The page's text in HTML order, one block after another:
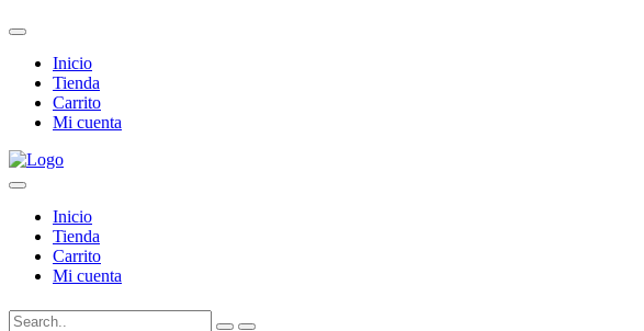
Inicio
Tienda
Carrito
Mi cuenta
Inicio
Tienda
Carrito
Mi cuenta